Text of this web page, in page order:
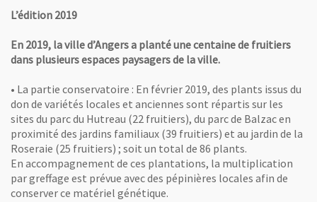
L’édition 2019
En 2019, la ville d’Angers a planté une centaine de fruitiers
dans plusieurs espaces paysagers de la ville.
• La partie conservatoire : En février 2019, des plants issus du
don de variétés locales et anciennes sont répartis sur les
sites du parc du Hutreau (22 fruitiers), du parc de Balzac en
proximité des jardins familiaux (39 fruitiers) et au jardin de la
Roseraie (25 fruitiers) ; soit un total de 86 plants.
En accompagnement de ces plantations, la multiplication
par greffage est prévue avec des pépinières locales afin de
conserver ce matériel génétique.